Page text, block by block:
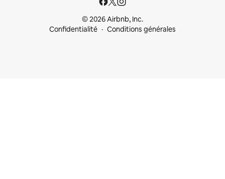
© 2026 Airbnb, Inc.
Confidentialité
Conditions générales